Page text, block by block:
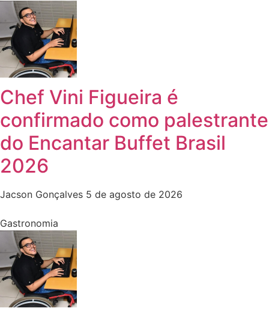
Chef Vini Figueira é
confirmado como palestrante
do Encantar Buffet Brasil
2026
Jacson Gonçalves 5 de agosto de 2026
Gastronomia